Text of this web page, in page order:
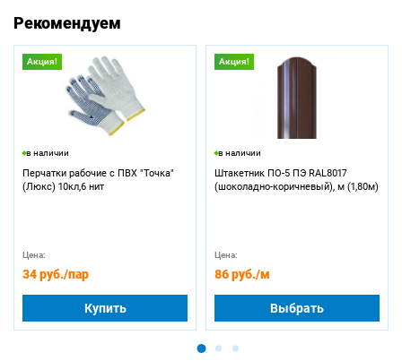
Рекомендуем
Акция!
в наличии
Перчатки рабочие с ПВХ "Точка"
(Люкс) 10кл,6 нит
Цена:
34 руб./пар
Купить
Акция!
в наличии
Штакетник ПО-5 ПЭ RAL8017
(шоколадно-коричневый), м (1,80м)
Цена:
86 руб./м
Выбрать